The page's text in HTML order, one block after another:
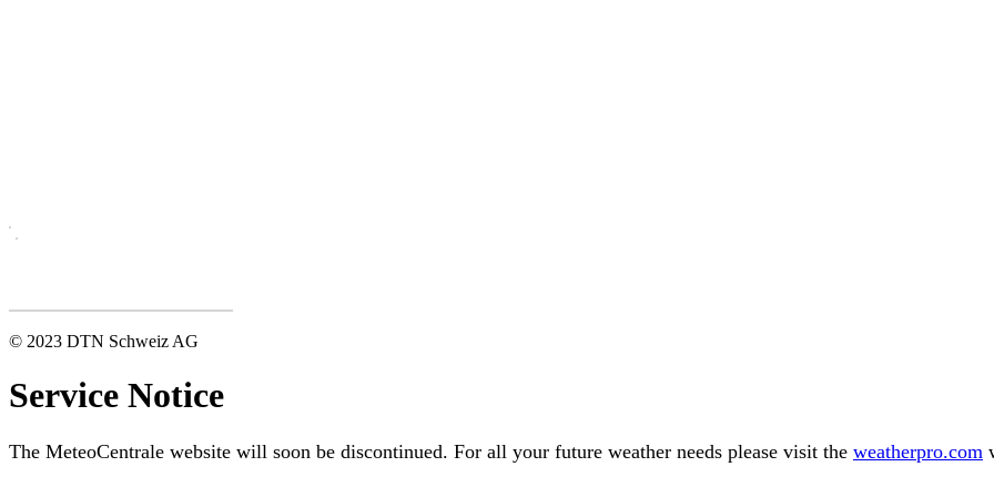
© 2023 DTN Schweiz AG
Service Notice
The MeteoCentrale website will soon be discontinued. For all your future weather needs please visit the weatherpro.com